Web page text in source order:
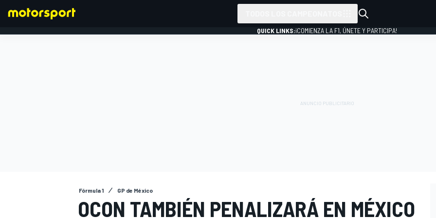
QUICK LINKS:¡COMIENZA LA F1, ÚNETE Y PARTICIPA!
Fórmula 1 GP de México
OCON TAMBIÉN PENALIZARÁ EN MÉXICO